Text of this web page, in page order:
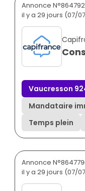
Annonce
il y a 29 jours (07/
Vaucresson
Mandataire
Temps plein
Annonce
il y a 29 jours (07/